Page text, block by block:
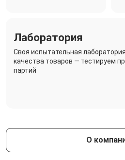
Лаборатория
Своя испытательная
качества товаров — тестируем
партий
О